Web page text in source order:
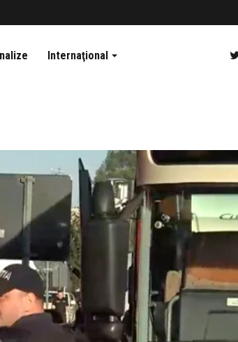
Internaţional